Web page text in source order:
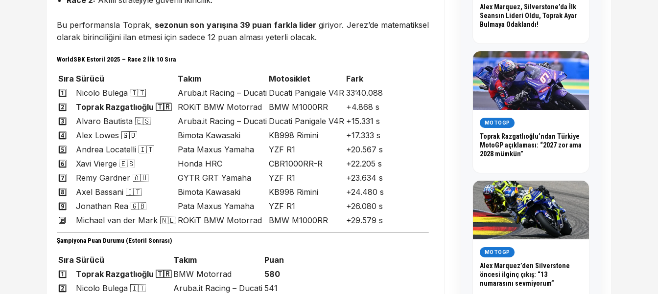
Bu performansla Toprak, sezonun son yarışına 39 puan farkla lider giriyor. Jerez’de matematiksel
olarak birinciliğini ilan etmesi için sadece 12 puan alması yeterli olacak.
WorldSBK Estoril 2025 – Race 2 İlk 10 Sıra
Sıra Sürücü Takım Motosiklet
Fark
1️⃣
Nicolo Bulega 🇮🇹 Aruba.it Racing – Ducati Ducati Panigale V4R 33’40.088
2️⃣
Toprak Razgatlıoğlu 🇹🇷 ROKiT BMW Motorrad BMW M1000RR
+4.868 s
3️⃣
Alvaro Bautista 🇪🇸 Aruba.it Racing – Ducati Ducati Panigale V4R +15.331 s
4️⃣
Alex Lowes 🇬🇧 Bimota Kawasaki KB998 Rimini
+17.333 s
5️⃣
Andrea Locatelli 🇮🇹 Pata Maxus Yamaha YZF R1
+20.567 s
6️⃣
Xavi Vierge 🇪🇸 Honda HRC CBR1000RR-R
+22.205 s
7️⃣
Remy Gardner 🇦🇺 GYTR GRT Yamaha YZF R1
+23.634 s
8️⃣
Axel Bassani 🇮🇹 Bimota Kawasaki KB998 Rimini
+24.480 s
9️⃣
Jonathan Rea 🇬🇧 Pata Maxus Yamaha YZF R1
+26.080 s
🔟
Michael van der Mark 🇳🇱 ROKiT BMW Motorrad BMW M1000RR +29.579 s
Şampiyona Puan Durumu (Estoril Sonrası)
Sıra Sürücü Takım
Puan
1️⃣
Toprak Razgatlıoğlu 🇹🇷 BMW Motorrad
580
2️⃣
Nicolo Bulega 🇮🇹 Aruba.it Racing – Ducati 541
Alex Marquez, Silverstone’da İlk
Seansın Lideri Oldu, Toprak Ayar
Bulmaya Odaklandı!
MOTOGP
Toprak Razgatlıoğlu’ndan Türkiye
MotoGP açıklaması: “2027 zor ama
2028 mümkün”
MOTOGP
Alex Marquez’den Silverstone
öncesi ilginç çıkış: “13
numarasını sevmiyorum”